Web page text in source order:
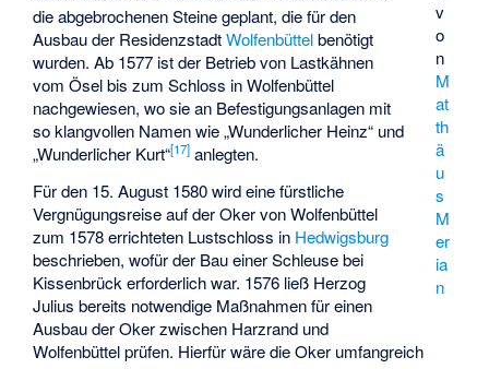
v
o
n
M
at
th
ä
u
s
M
er
ia
n
die abgebrochenen Steine geplant, die für den
Ausbau der ResidenzstadtWolfenbüttelbenötigt
wurden. Ab 1577 ist der Betrieb von Lastkähnen
vom Ösel bis zum Schloss in Wolfenbüttel
nachgewiesen, wo sie an Befestigungsanlagen mit
so klangvollen Namen wie „Wunderlicher Heinz“ und
„Wunderlicher Kurt“[17] anlegten.
Für den 15. August 1580 wird eine fürstliche
Vergnügungsreise auf der Oker von Wolfenbüttel
zum 1578 errichteten Lustschloss in Hedwigsburg
beschrieben, wofür der Bau einer Schleuse bei
Kissenbrück erforderlich war. 1576 ließ Herzog
Julius bereits notwendige Maßnahmen für einen
Ausbau der Oker zwischen Harzrand und
Wolfenbüttel prüfen. Hierfür wäre die Oker umfangreich